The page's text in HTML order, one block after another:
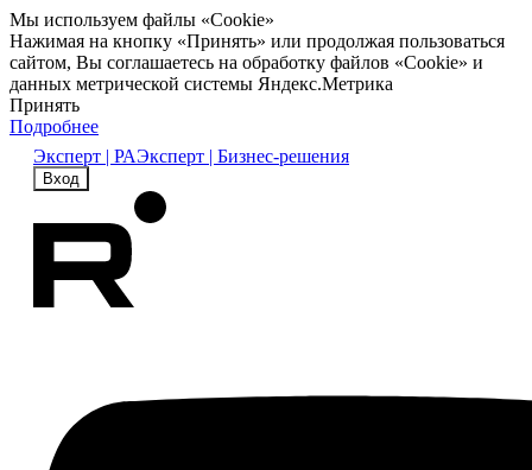
Мы используем файлы «Cookie»
Нажимая на кнопку «Принять» или продолжая пользоваться
сайтом, Вы соглашаетесь на обработку файлов «Cookie» и
данных метрической системы Яндекс.Метрика
Принять
Подробнее
Эксперт | РАЭксперт | Бизнес-решения
Вход